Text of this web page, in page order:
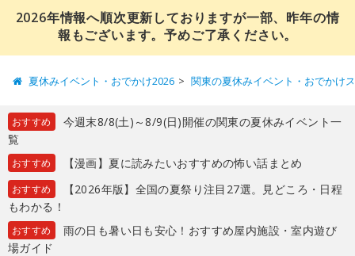
2026年情報へ順次更新しておりますが一部、昨年の情
報もございます。予めご了承ください。
夏休みイベント・おでかけ2026 関東の夏休みイベント・おでかけ
おすすめ
今週末8/8(土)～8/9(日)開催の関東の夏休みイベント一
覧
おすすめ 【漫画】夏に読みたいおすすめの怖い話まとめ
おすすめ
【2026年版】全国の夏祭り注目27選。見どころ・日程
もわかる！
おすすめ
雨の日も暑い日も安心！おすすめ屋内施設・室内遊び
場ガイド